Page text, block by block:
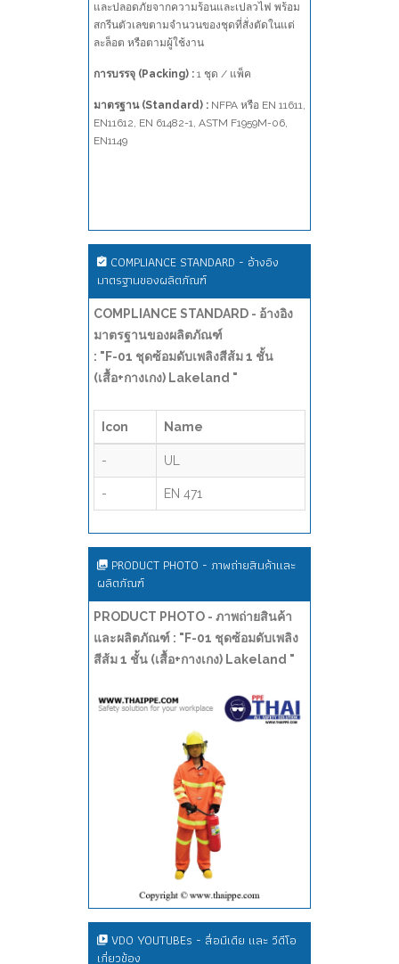
และปลอดภัยจากความร้อนและเปลวไฟ พร้อม
สกรีนตัวเลขตามจำนวนของชุดที่สั่งตัดในแต่
ละล็อต หรือตามผู้ใช้งาน
การบรรจุ (Packing) : 1 ชุด / แพ็ค
มาตรฐาน (Standard) : NFPA หรือ EN 11611,
EN11612, EN 61482-1, ASTM F1959M-06,
EN1149
COMPLIANCE STANDARD - อ้างอิง
มาตรฐานของผลิตภัณฑ์
COMPLIANCE STANDARD - อ้างอิง
มาตรฐานของผลิตภัณฑ์
: "F-01 ชุดซ้อมดับเพลิงสีส้ม 1 ชั้น
(เสื้อ+กางเกง) Lakeland "
Icon Name
- UL
- EN 471
PRODUCT PHOTO - ภาพถ่ายสินค้าและ
ผลิตภัณฑ์
PRODUCT PHOTO - ภาพถ่ายสินค้า
และผลิตภัณฑ์ : "F-01 ชุดซ้อมดับเพลิง
สีส้ม 1 ชั้น (เสื้อ+กางเกง) Lakeland "
VDO YOUTUBEs - สื่อมีเดีย และ วีดีโอ
เกี่ยวข้อง